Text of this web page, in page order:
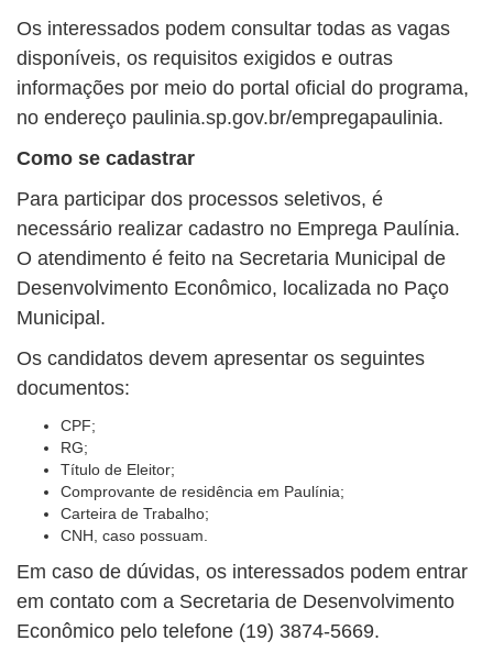
Os interessados podem consultar todas as vagas
disponíveis, os requisitos exigidos e outras
informações por meio do portal oficial do programa,
no endereço paulinia.sp.gov.br/empregapaulinia.
Como se cadastrar
Para participar dos processos seletivos, é
necessário realizar cadastro no Emprega Paulínia.
O atendimento é feito na Secretaria Municipal de
Desenvolvimento Econômico, localizada no Paço
Municipal.
Os candidatos devem apresentar os seguintes
documentos:
CPF;
RG;
Título de Eleitor;
Comprovante de residência em Paulínia;
Carteira de Trabalho;
CNH, caso possuam.
Em caso de dúvidas, os interessados podem entrar
em contato com a Secretaria de Desenvolvimento
Econômico pelo telefone (19) 3874-5669.